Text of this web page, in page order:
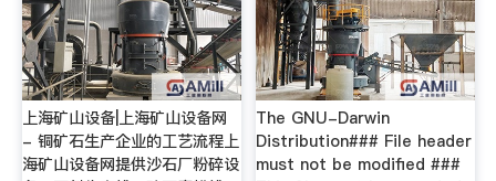
上海矿山设备|上海矿山设备网
- 铜矿石生产企业的工艺流程上
海矿山设备网提供沙石厂粉碎设
The GNU-Darwin
Distribution### File header
must not be modified ###